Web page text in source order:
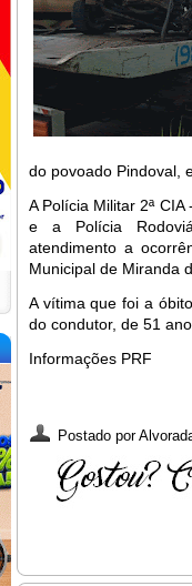
do povoado Pindoval,
A Polícia Militar 2ª
e a Polícia
atendimento a
Municipal de Miranda
A vítima que foi a
do condutor, de 51
Informações PRF
Postado por